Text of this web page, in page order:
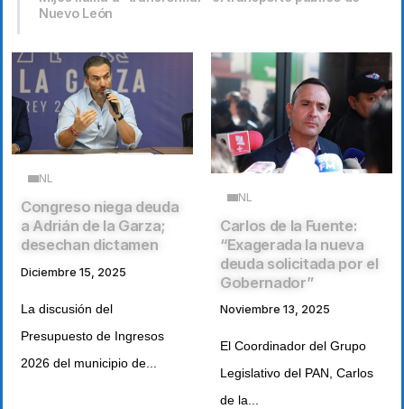
Nuevo León
NL
Congreso niega deuda
a Adrián de la Garza;
desechan dictamen
Diciembre 15, 2025
La discusión del
Presupuesto de Ingresos
2026 del municipio de...
NL
Carlos de la Fuente:
“Exagerada la nueva
deuda solicitada por el
Gobernador”
Noviembre 13, 2025
El Coordinador del Grupo
Legislativo del PAN, Carlos
de la...